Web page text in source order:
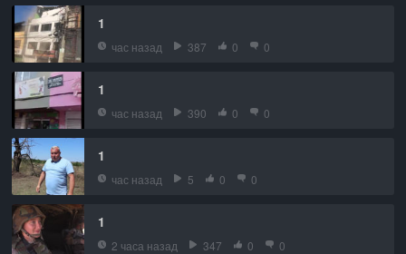
1
час назад 387 0 0
1
час назад 390 0 0
1
час назад 5 0 0
1
2 часа назад 347 0 0